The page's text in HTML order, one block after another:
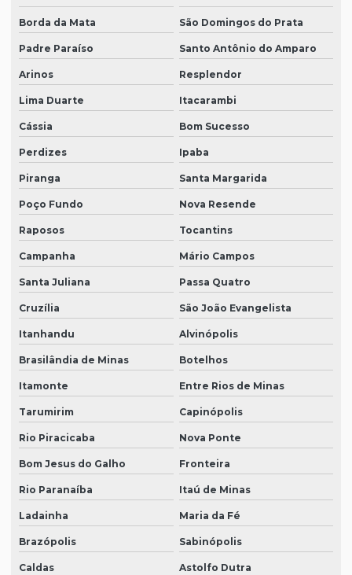
Borda da Mata São Domingos do Prata
Padre Paraíso Santo Antônio do Amparo
Arinos Resplendor
Lima Duarte Itacarambi
Cássia Bom Sucesso
Perdizes Ipaba
Piranga Santa Margarida
Poço Fundo Nova Resende
Raposos Tocantins
Campanha Mário Campos
Santa Juliana Passa Quatro
Cruzília São João Evangelista
Itanhandu Alvinópolis
Brasilândia de Minas Botelhos
Itamonte Entre Rios de Minas
Tarumirim Capinópolis
Rio Piracicaba Nova Ponte
Bom Jesus do Galho Fronteira
Rio Paranaíba Itaú de Minas
Ladainha Maria da Fé
Brazópolis Sabinópolis
Caldas Astolfo Dutra